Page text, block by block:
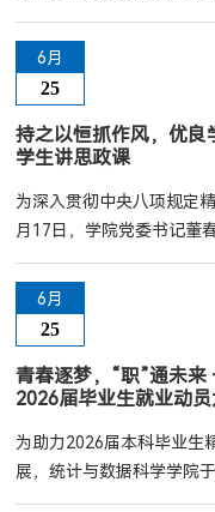
据科学学院于2025年6月
党课由学院党委董春主讲
围绕“严守纪律规矩，永葆
重点强调了作风建设的重
生命力的根本问题，毕业
6月
25
持之以恒抓作风，优
学生讲思政课
为深入贯彻中央八项规定
月17日，学院党委书记董
建设，以优良学风奋进新
项规定精神学习教育的意
家上了一堂生动的课程。
优势，这不仅是历史经验
键所在。青年大学生要以
6月
25
青春逐梦，“职”通未
2026届毕业生就业动
为助力2026届本科毕业生
展，统计与数据科学学院
业生就业动员大会。统计